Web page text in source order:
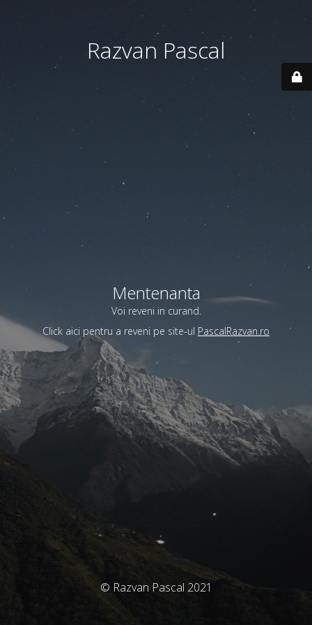
Razvan Pascal
Mentenanta
Voi reveni in curand.
Click aici pentru a reveni pe site-ul PascalRazvan.ro
© Razvan Pascal 2021